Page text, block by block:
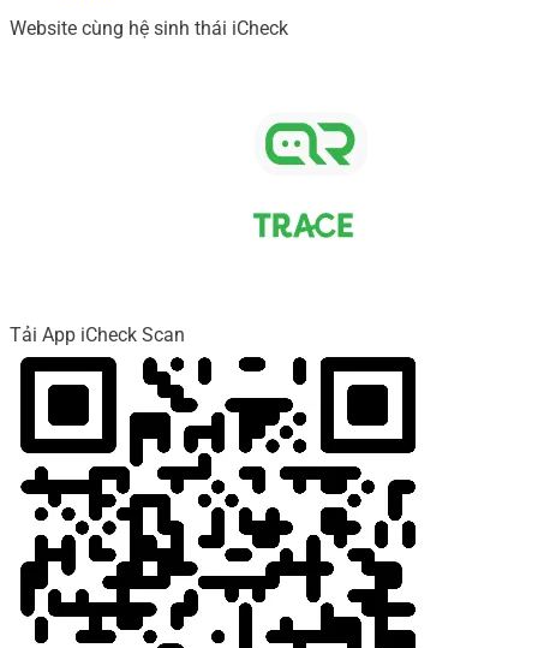
Website cùng hệ sinh thái iCheck
Tải App iCheck Scan